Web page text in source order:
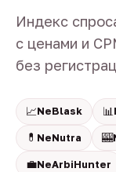
Индекс
с ценами и
без
📈NeBlask 📊
💊 NeNutra 🎰
💼NeArbiHunter